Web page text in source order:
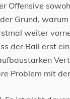
Offensive
Grund,
weiter
der Ball erst
Problem mit